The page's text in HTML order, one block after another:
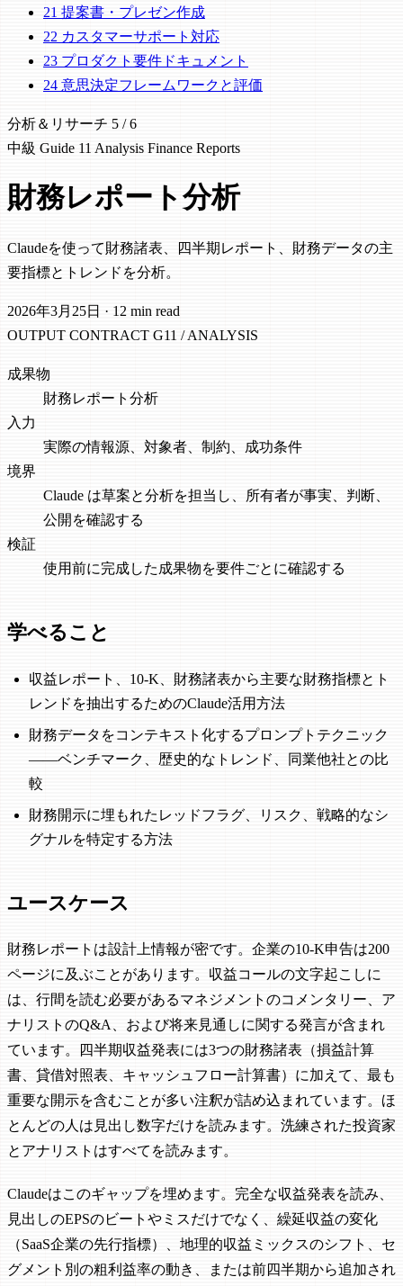
21 提案書・プレゼン作成
22 カスタマーサポート対応
23 プロダクト要件ドキュメント
24 意思決定フレームワークと評価
分析＆リサーチ 5 / 6
中級 Guide 11 Analysis Finance Reports
財務レポート分析
Claudeを使って財務諸表、四半期レポート、財務データの主
要指標とトレンドを分析。
2026年3月25日 · 12 min read
OUTPUT CONTRACT G11 / ANALYSIS
成果物
財務レポート分析
入力
実際の情報源、対象者、制約、成功条件
境界
Claude は草案と分析を担当し、所有者が事実、判断、
公開を確認する
検証
使用前に完成した成果物を要件ごとに確認する
学べること
収益レポート、10-K、財務諸表から主要な財務指標とト
レンドを抽出するためのClaude活用方法
財務データをコンテキスト化するプロンプトテクニック
——ベンチマーク、歴史的なトレンド、同業他社との比
較
財務開示に埋もれたレッドフラグ、リスク、戦略的なシ
グナルを特定する方法
ユースケース
財務レポートは設計上情報が密です。企業の10-K申告は200
ページに及ぶことがあります。収益コールの文字起こしに
は、行間を読む必要があるマネジメントのコメンタリー、ア
ナリストのQ&A、および将来見通しに関する発言が含まれ
ています。四半期収益発表には3つの財務諸表（損益計算
書、貸借対照表、キャッシュフロー計算書）に加えて、最も
重要な開示を含むことが多い注釈が詰め込まれています。ほ
とんどの人は見出し数字だけを読みます。洗練された投資家
とアナリストはすべてを読みます。
Claudeはこのギャップを埋めます。完全な収益発表を読み、
見出しのEPSのビートやミスだけでなく、繰延収益の変化
（SaaS企業の先行指標）、地理的収益ミックスのシフト、セ
グメント別の粗利益率の動き、または前四半期から追加され